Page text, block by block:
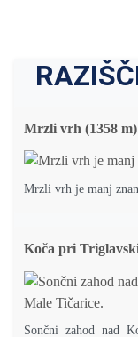
Mrzli vrh (1358
Mrzli vrh je manj
Koča pri
Sončni zahod nad